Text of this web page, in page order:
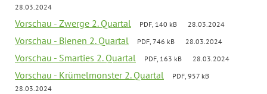
28.03.2024
Vorschau - Zwerge 2. Quartal PDF, 140 kB 28.03.2024
Vorschau - Bienen 2. Quartal PDF, 746 kB 28.03.2024
Vorschau - Smarties 2. Quartal PDF, 163 kB 28.03.2024
Vorschau - Krümelmonster 2. Quartal
PDF, 957 kB
28.03.2024